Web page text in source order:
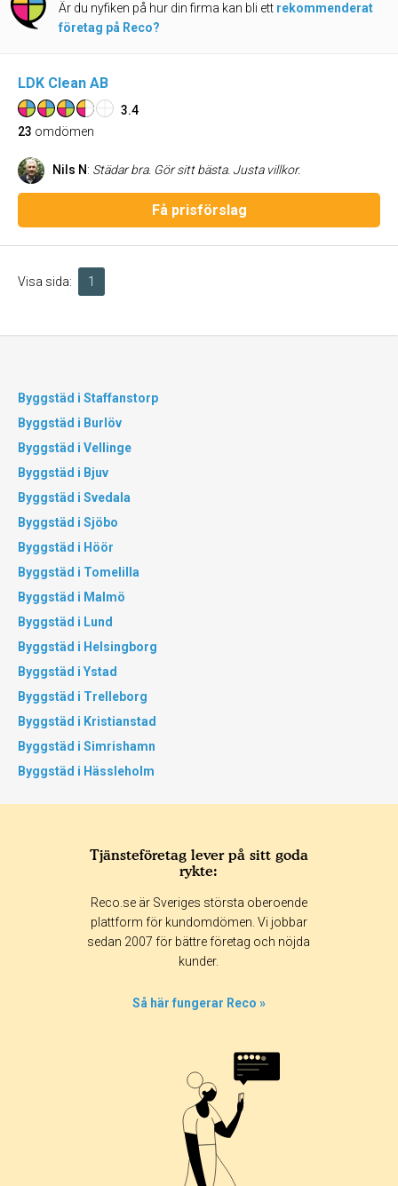
Är du nyfiken på hur din firma kan bli ett rekommenderat
företag på Reco?
LDK Clean AB
3.4
23 omdömen
Nils N: Städar bra. Gör sitt bästa. Justa villkor.
Få prisförslag
Visa sida: 1
Byggstäd i Staffanstorp
Byggstäd i Burlöv
Byggstäd i Vellinge
Byggstäd i Bjuv
Byggstäd i Svedala
Byggstäd i Sjöbo
Byggstäd i Höör
Byggstäd i Tomelilla
Byggstäd i Malmö
Byggstäd i Lund
Byggstäd i Helsingborg
Byggstäd i Ystad
Byggstäd i Trelleborg
Byggstäd i Kristianstad
Byggstäd i Simrishamn
Byggstäd i Hässleholm
Tjänsteföretag lever på sitt goda
rykte:
Reco.se är Sveriges största oberoende
plattform för kundomdömen. Vi jobbar
sedan 2007 för bättre företag och nöjda
kunder.
Så här fungerar Reco »